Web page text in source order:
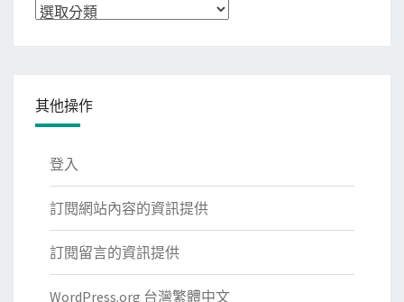
分
其他操作
登入
訂閱網站內容的資訊提供
訂閱留言的資訊提供
WordPress.org 台灣繁體中文